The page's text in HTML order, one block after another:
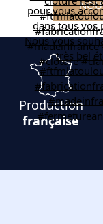
Production
française